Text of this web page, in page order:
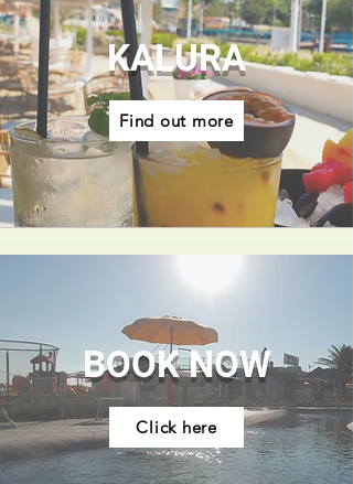
KALURA
Find out more
BOOK NOW
Click here